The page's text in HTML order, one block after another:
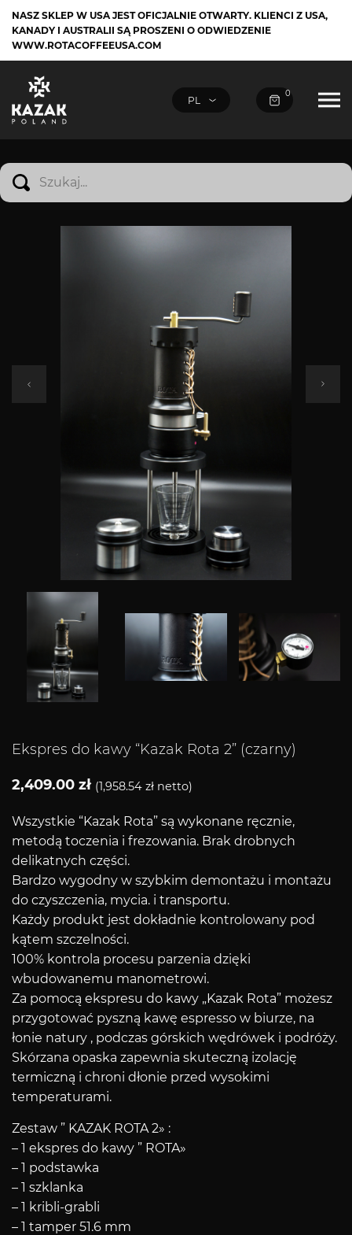
NASZ SKLEP W USA JEST OFICJALNIE OTWARTY. KLIENCI Z USA,
KANADY I AUSTRALII SĄ PROSZENI O ODWIEDZENIE
WWW.ROTACOFFEEUSA.COM
0
Ekspres do kawy “Kazak Rota 2” (czarny)
2,409.00 zł (1,958.54 zł netto)
Wszystkie “Kazak Rota” są wykonane ręcznie,
metodą toczenia i frezowania. Brak drobnych
delikatnych części.
Bardzo wygodny w szybkim demontażu i montażu
do czyszczenia, mycia. i transportu.
Każdy produkt jest dokładnie kontrolowany pod
kątem szczelności.
100% kontrola procesu parzenia dzięki
wbudowanemu manometrowi.
Za pomocą ekspresu do kawy „Kazak Rota” możesz
przygotować pyszną kawę espresso w biurze, na
łonie natury , podczas górskich wędrówek i podróży.
Skórzana opaska zapewnia skuteczną izolację
termiczną i chroni dłonie przed wysokimi
temperaturami.
Zestaw ” KAZAK ROTA 2» :
– 1 ekspres do kawy ” ROTA»
– 1 podstawka
– 1 szklanka
– 1 kribli-grabli
– 1 tamper 51.6 mm